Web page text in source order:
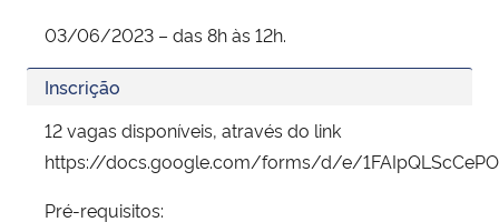
03/06/2023 – das 8h às 12h.
Inscrição
12 vagas disponíveis, através do link
https://docs.google.com/forms/d/e/
Pré-requisitos: